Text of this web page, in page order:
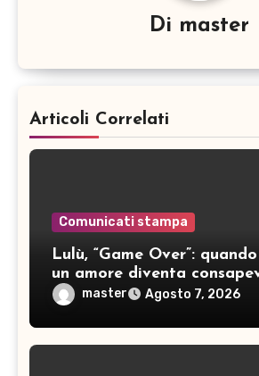
Di master
Articoli Correlati
Comunicati stampa
Lulù, “Game Over”:
un amore diventa
master Agosto 7, 2026